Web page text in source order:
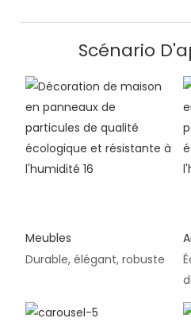
Scénario
Meubles
Durable, élégant, robuste